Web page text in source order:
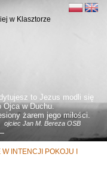
to Jezus modli się
Ojca w Duchu.
żarem jego miłości.
ojciec Jan M. Bereza OSB
INTENCJI POKOJU I